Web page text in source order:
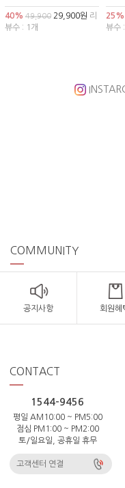
40% 49,900 29,900원 리
뷰수 : 1개
25%
뷰수
COMMUNITY
공지사항 회원혜
CONTACT
1544-9456
평일 AM10:00 ~ PM5:00
점심 PM1:00 ~ PM2:00
토/일요일, 공휴일 휴무
고객센터 연결